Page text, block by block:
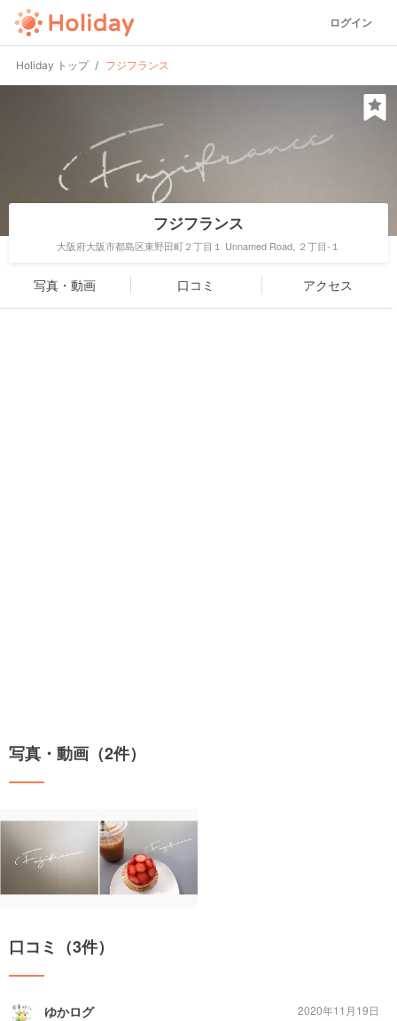
ログイン
Holiday トップ フジフランス
フジフランス
大阪府大阪市都島区東野田町２丁目１ Unnamed Road, ２丁目-１
写真・動画 口コミ アクセス
写真・動画（2件）
口コミ（3件）
ゆかログ
2020年11月19日